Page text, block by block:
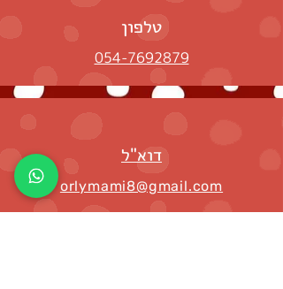
טלפון
054-7692879
דוא"ל
orlymami8@gmail.com